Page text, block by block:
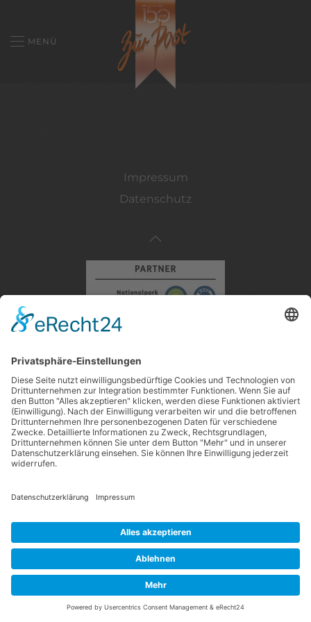
MENÜ
Impressum
Datenschutz
Nichtraucherhaus keine Haustiere steile Treppen